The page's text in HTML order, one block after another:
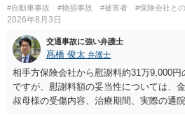
#自動車事故 #物損事故 #被害者 #保険会社と
2026年8月3日
交通事故に強い弁護士
髙橋 俊太 弁護士
相手方保険会社から慰謝料約31万9,000円
ですが、慰謝料額の妥当性については、
叔母様の受傷内容、治療期間、実際の通